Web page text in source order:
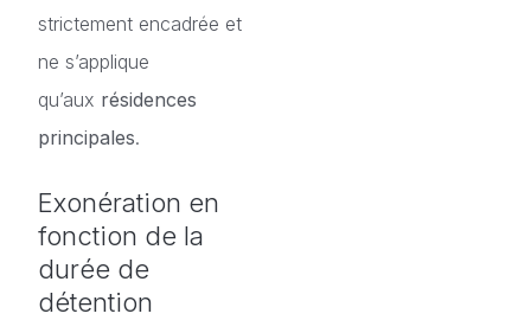
strictement encadrée et
ne s’applique
qu’aux résidences
principales.
Exonération en
fonction de la
durée de
détention